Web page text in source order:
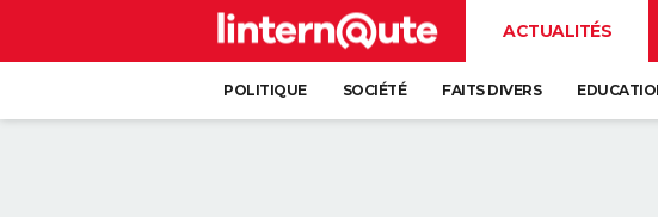
ACTUALITÉS
POLITIQUE SOCIÉTÉ FAITS DIVERS